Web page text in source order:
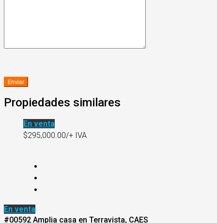
Propiedades similares
En venta
$295,000.00/+ IVA
En venta
#00592 Amplia casa en Terravista, CAES